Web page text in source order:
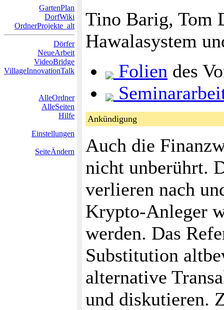
GartenPlan
DorfWiki
OrdnerProjekte_alt
Dörfer
NeueArbeit
VideoBridge
VillageInnovationTalk
AlleOrdner
AlleSeiten
Hilfe
Einstellungen
SeiteÄndern
Tino Barig, Tom
Hawalasystem
Folien des
Ankündigung
Auch die
nicht unberührt.
verlieren nach
Krypto-Anleger
werden. Das
Substitution
alternative
und diskutieren.